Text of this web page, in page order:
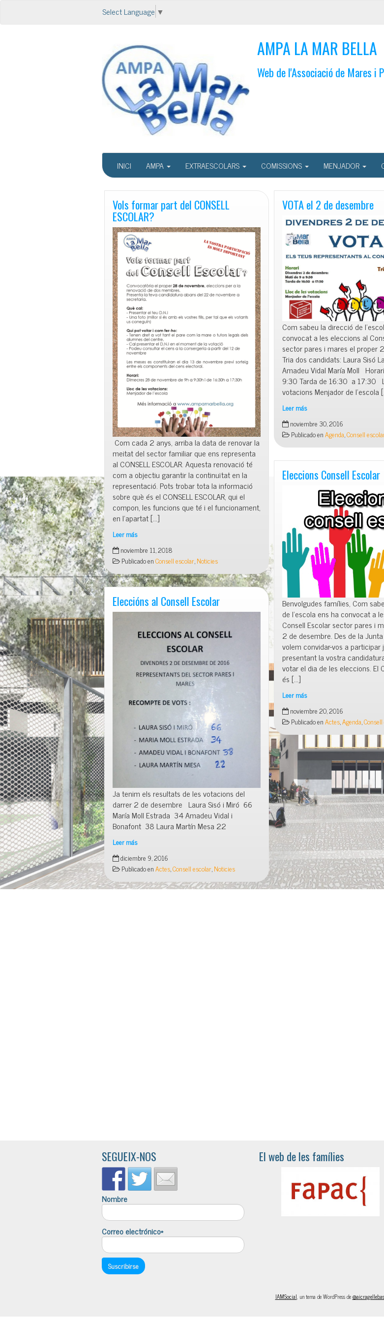
Select Language ▼
AMPA LA MAR BELLA
Web de l'Associació de Mares i
INICI AMPA EXTRAESCOLARS COMISSIONS MENJADOR
Vols formar part del CONSELL
ESCOLAR?
Com cada 2 anys, arriba la data de renovar la
meitat del sector familiar que ens representa
al CONSELL ESCOLAR. Aquesta renovació té
com a objectiu garantir la continuïtat en la
representació. Pots trobar tota la informació
sobre què és el CONSELL ESCOLAR, qui el
compon, les funcions que té i el funcionament,
en l’apartat […]
Leer más
Vols
formar
part
del
CONSELL
ESCOLAR?
noviembre 11, 2018
Publicado enConsell escolar,Noticies
Eleccións al Consell Escolar
Ja tenim els resultats de les votacions del
darrer 2 de desembre Laura Sisó i Miró 66
María Moll Estrada 34 Amadeu Vidal i
Bonafont 38 Laura Martín Mesa 22
Leer más
Eleccións
al
Consell
Escolar
diciembre 9, 2016
Publicado enActes,Consell escolar,Noticies
VOTA el 2 de desembre
Com sabeu la direcció de
convocat a les eleccions al
sector pares i mares el proper
Tria dos candidats: Laura Sisó
Amadeu Vidal María Moll
9:30 Tarda de 16:30 a 17:30
votacions Menjador de l’escola
Leer más
VOTA
el
2
de
desembre
noviembre 30, 2016
Publicado enAgenda,Consell
Eleccions Consell Escolar
Benvolgudes famílies, Com
de l’escola ens ha convocat a
Consell Escolar sector pares i
2 de desembre. Des de la Junta
volem convidar-vos a participar
presentant la vostra
votar el dia de les eleccions. El
és […]
Leer más
Eleccions
Consell
Escolar
noviembre 20, 2016
Publicado enActes,Agenda,
SEGUEIX-NOS
Nombre
Correo electrónico*
El web de les famílies
IAMSocial, un tema de WordPress de